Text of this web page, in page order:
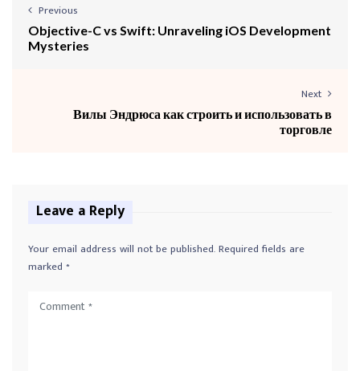
Previous
Objective-C vs Swift: Unraveling iOS Development
Mysteries
Next
Вилы Эндрюса как строить и использовать в
торговле
Leave a Reply
Your email address will not be published.Required fields are
marked *